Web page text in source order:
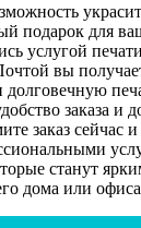
подарок для
услугой
вы
долговечную
заказа и
заказ сейчас и
станут
дома или